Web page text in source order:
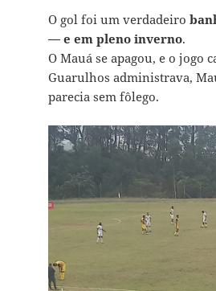
O gol foi um verdadeiro
— e em pleno inverno.
O Mauá se apagou, e o jogo
Guarulhos administrava,
parecia sem fôlego.